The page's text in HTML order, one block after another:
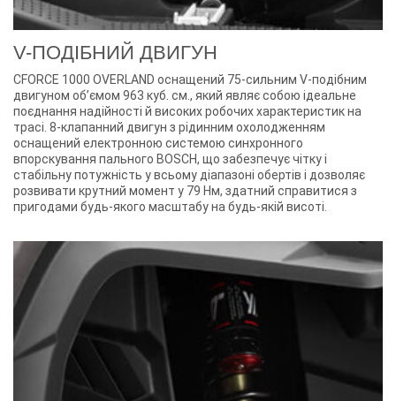
V-ПОДІБНИЙ ДВИГУН
CFORCE 1000 OVERLAND оснащений 75-сильним V-подібним
двигуном об’ємом 963 куб. см., який являє собою ідеальне
поєднання надійності й високих робочих характеристик на
трасі. 8-клапанний двигун з рідинним охолодженням
оснащений електронною системою синхронного
впорскування пального BOSCH, що забезпечує чітку і
стабільну потужність у всьому діапазоні обертів і дозволяє
розвивати крутний момент у 79 Нм, здатний справитися з
пригодами будь-якого масштабу на будь-якій висоті.